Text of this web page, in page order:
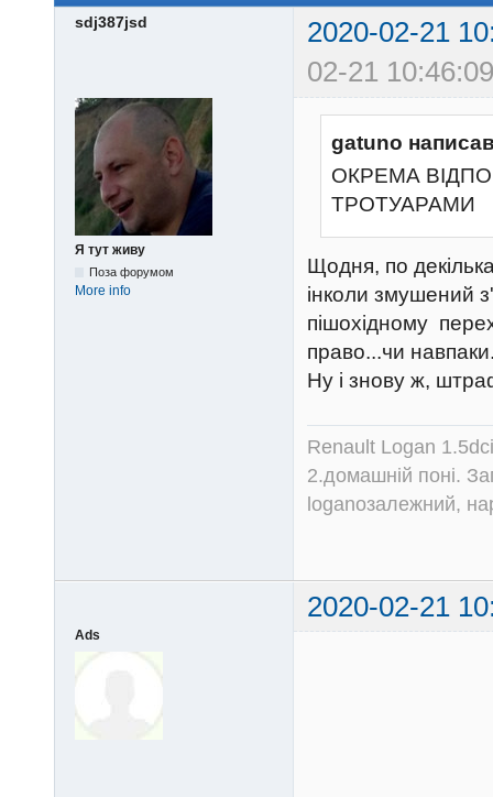
sdj387jsd
2020-02-21
02-21
Я тут живу
Поза форумом
More info
gatuno
ОКРЕМА
ТРОТУАРАМИ
Щодня, по
інколи змушений
пішохідному
право...чи
Ну і знову ж,
Renault Logan
2.домашній поні.
loganозалежний,
2020-02-21
Ads